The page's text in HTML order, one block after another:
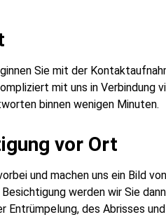
Sie mit der
mit uns in Verbindung
binnen wenigen Minuten.
vor Ort
und machen uns ein Bild
werden wir Sie
Entrümpelung, des Abrisses